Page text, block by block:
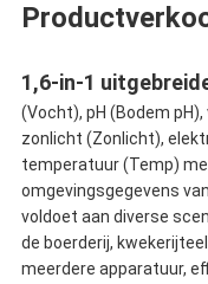
1,6-in-1
(Vocht), pH (Bodem
zonlicht (Zonlicht),
temperatuur (Temp)
omgevingsgegevens
voldoet aan diverse
de boerderij,
meerdere apparatuur,